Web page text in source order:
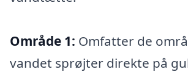
Område 1: Omfatter de
vandet sprøjter direkte på